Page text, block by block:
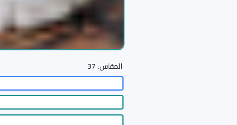
المقاس:37